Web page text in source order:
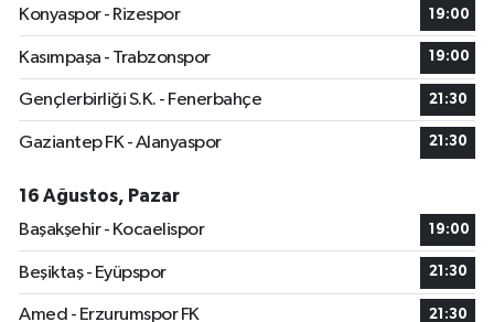
Konyaspor - Rizespor
19:00
Kasımpaşa - Trabzonspor 19:00
Gençlerbirliği S.K. - Fenerbahçe 21:30
Gaziantep FK - Alanyaspor 21:30
16 Ağustos, Pazar
Başakşehir - Kocaelispor
19:00
Beşiktaş - Eyüpspor 21:30
Amed - Erzurumspor FK 21:30